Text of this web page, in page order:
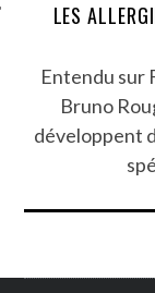
LES
Entendu sur
Bruno
développent